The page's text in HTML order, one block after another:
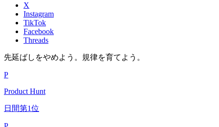
X
Instagram
TikTok
Facebook
Threads
先延ばしをやめよう。規律を育てよう。
P
Product Hunt
日間第1位